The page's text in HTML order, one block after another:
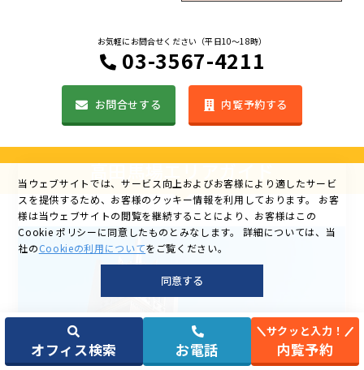
オフィス検索 お電話
サクッと入力！
内覧予約
お気軽にお問合せください（平日10〜18時）
03-3567-4211
お問合せする 内覧予約する
高田馬場エリアガイド
当ウェブサイトでは、サービス向上およびお客様により適したサービ
スを提供するため、お客様のクッキー情報を利用しております。
お客
様は当ウェブサイトの閲覧を継続することにより、お客様はこの
Cookie ポリシーに同意したものとみなします。
詳細については、当
社のCookieの利用についてをご覧ください。
同意する